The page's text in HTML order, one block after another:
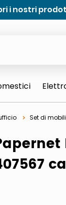
i nostri
rotondo sun
Set di